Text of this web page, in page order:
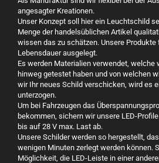
angesagter Kreationen.
Unser Konzept soll hier ein Leuchtschild
Menge der handelsüblichen Artikel
wissen das zu schätzen. Unsere Produkte
Lebensdauer ausgelegt.
Es werden Materialien verwendet, welche
hinweg getestet haben und von welchen
wir Ihr neues Schild verschicken, wird es
unterzogen.
Um bei Fahrzeugen das
bekommen, sichern wir unsere LED-
bis auf 28 V max. Last ab.
Unsere Schilder werden so hergestellt,
wenigen Minuten zerlegt werden können.
Möglichkeit, die LED-Leiste in einer